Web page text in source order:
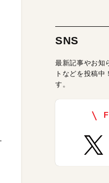
SNS
最新記事やお知
トなどを投稿中
す。